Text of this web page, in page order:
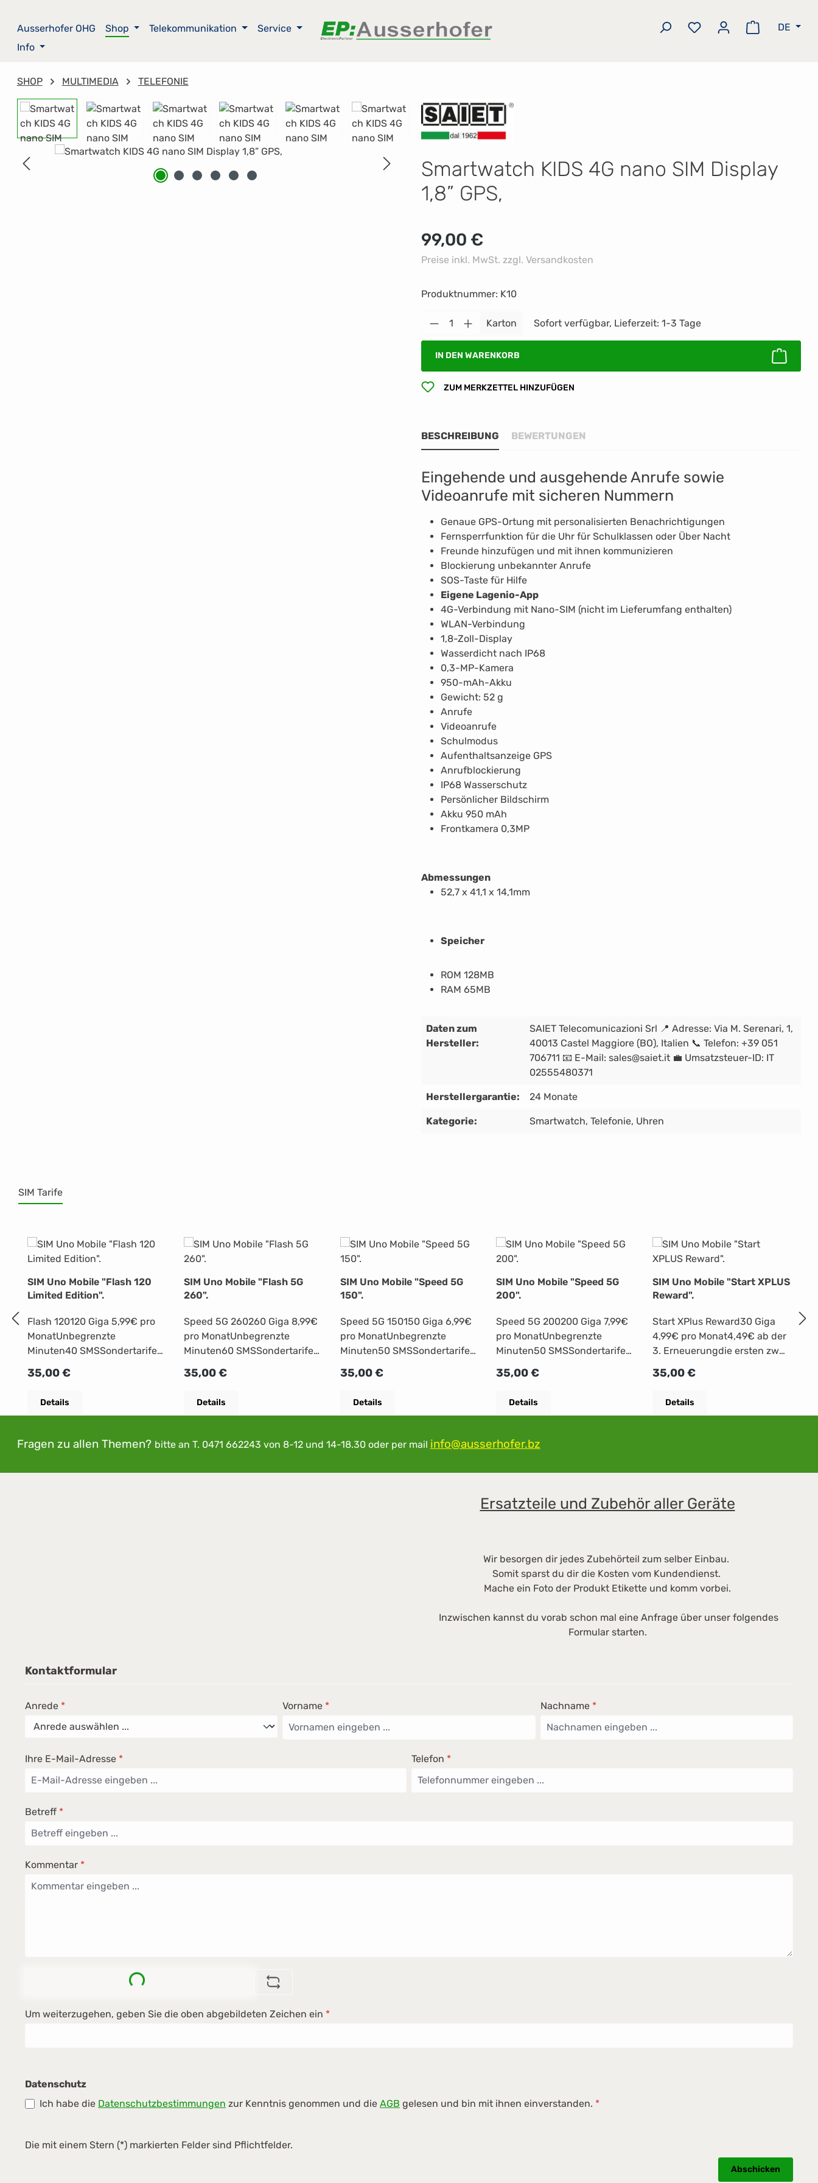
Ausserhofer OHG
Shop Telekommunikation
Service
Info
Du hast 0 Produkte auf
Warenkorb
DE
SHOP MULTIMEDIA TELEFONIE
Bildergalerie überspringen
Smartwatch KIDS 4G nano SIM Display
1,8” GPS,
Regulärer Preis:
99,00 €
Preise inkl. MwSt. zzgl. Versandkosten
Produktnummer: K10
Produkt Anzahl: Gib den gewünschten Wert ein oder
Karton Sofort verfügbar, Lieferzeit: 1-3 Tage
IN DEN WARENKORB
ZUM MERKZETTEL HINZUFÜGEN
BESCHREIBUNG BEWERTUNGEN
Eingehende und ausgehende Anrufe sowie
Videoanrufe mit sicheren Nummern
Genaue GPS-Ortung mit personalisierten Benachrichtigungen
Fernsperrfunktion für die Uhr für Schulklassen oder Über Nacht
Freunde hinzufügen und mit ihnen kommunizieren
Blockierung unbekannter Anrufe
SOS-Taste für Hilfe
Eigene Lagenio-App
4G-Verbindung mit Nano-SIM (nicht im Lieferumfang enthalten)
WLAN-Verbindung
1,8-Zoll-Display
Wasserdicht nach IP68
0,3-MP-Kamera
950-mAh-Akku
Gewicht: 52 g
Anrufe
Videoanrufe
Schulmodus
Aufenthaltsanzeige GPS
Anrufblockierung
IP68 Wasserschutz
Persönlicher Bildschirm
Akku 950 mAh
Frontkamera 0,3MP
Abmessungen
52,7 x 41,1 x 14,1mm
Speicher
ROM 128MB
RAM 65MB
Daten zum
Hersteller:
SAIET Telecomunicazioni Srl 📍 Adresse: Via M. Serenari, 1,
40013 Castel Maggiore (BO), Italien 📞 Telefon: +39 051
706711 📧 E-Mail: sales@saiet.it 💼 Umsatzsteuer-ID: IT
02555480371
Herstellergarantie: 24 Monate
Kategorie: Smartwatch, Telefonie, Uhren
SIM Tarife
SIM Uno Mobile "Flash 120
Limited Edition".
Flash 120120 Giga 5,99€ pro
MonatUnbegrenzte
Minuten40 SMSSondertarife
mit Einstellungen 35€
Regulärer Preis:
35,00 €
Details
SIM Uno Mobile "Flash 5G
260".
Speed 5G 260260 Giga 8,99€
pro MonatUnbegrenzte
Minuten60 SMSSondertarife
mit Einstellungen 35€
Regulärer Preis:
35,00 €
Details
SIM Uno Mobile "Speed 5G
150".
Speed 5G 150150 Giga 6,99€
pro MonatUnbegrenzte
Minuten50 SMSSondertarife
mit Einstellungen 35€
Regulärer Preis:
35,00 €
Details
SIM Uno Mobile "Speed 5G
200".
Speed 5G 200200 Giga 7,99€
pro MonatUnbegrenzte
Minuten50 SMSSondertarife
mit Einstellungen 35€
Regulärer Preis:
35,00 €
Details
SIM Uno Mobile "Start XPLUS
Reward".
Start XPlus Reward30 Giga
4,99€ pro Monat4,49€ ab der
3. Erneuerungdie ersten zwei
Minuten30 SMSSondertarife
mit Einstellungen 35€
Regulärer Preis:
35,00 €
Details
Fragen zu allen Themen? bitte an T. 0471 662243 von 8-12 und 14-18.30 oder per mail info@ausserhofer.bz
Ersatzteile und Zubehör aller Geräte
Wir besorgen dir jedes Zubehörteil zum selber Einbau.
Somit sparst du dir die Kosten vom Kundendienst.
Mache ein Foto der Produkt Etikette und komm vorbei.
Inzwischen kannst du vorab schon mal eine Anfrage über unser folgendes
Formular starten.
Kontaktformular
Anrede * Vorname * Nachname *
Ihre E-Mail-Adresse * Telefon *
Betreff *
Kommentar *
Loading...
Um weiterzugehen, geben Sie die oben abgebildeten Zeichen ein *
Datenschutz
Ich habe die Datenschutzbestimmungen zur Kenntnis genommen und die AGB gelesen und bin mit ihnen einverstanden. *
Die mit einem Stern (*) markierten Felder sind Pflichtfelder.
Abschicken